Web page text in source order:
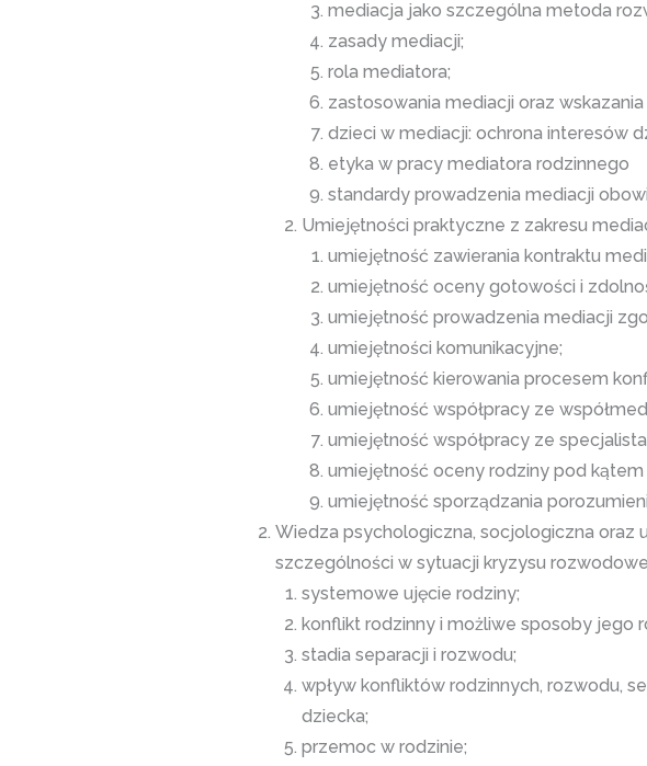
mediacja jako szczególna metoda
zasady mediacji;
rola mediatora;
zastosowania mediacji oraz
dzieci w mediacji: ochrona interesów
etyka w pracy mediatora rodzinnego
standardy prowadzenia mediacji
Umiejętności praktyczne z zakresu
umiejętność zawierania kontraktu
umiejętność oceny gotowości i
umiejętność prowadzenia mediacji
umiejętności komunikacyjne;
umiejętność kierowania procesem
umiejętność współpracy ze
umiejętność współpracy ze
umiejętność oceny rodziny pod
umiejętność sporządzania
Wiedza psychologiczna, socjologiczna oraz
szczególności w sytuacji kryzysu
systemowe ujęcie rodziny;
konflikt rodzinny i możliwe sposoby jego
stadia separacji i rozwodu;
wpływ konfliktów rodzinnych, rozwodu,
dziecka;
przemoc w rodzinie;